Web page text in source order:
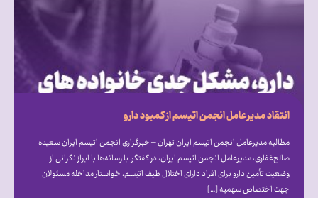
انتقاد مدیرعامل انجمن اتیسم از کمبود دارو
مطالبه مدیرعامل انجمن اتیسم ایران تهران – خبرگزاری انجمن اتیسم ایران سعیده
صالح‌غفاری، مدیرعامل انجمن اتیسم ایران، در گفتگو با رسانه‌ها با ابراز نگرانی از
وضعیت تأمین دارو برای افراد دارای اختلال طیف اتیسم، خواستار مداخله مسئولان
جهت اختصاص سهمیه […]